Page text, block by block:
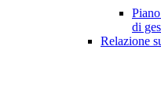
di
Relazione